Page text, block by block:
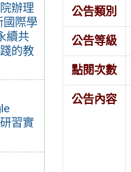
辦理
國際學
續共
的教
習實
公告類別
公告等級
點閱次數
公告內容